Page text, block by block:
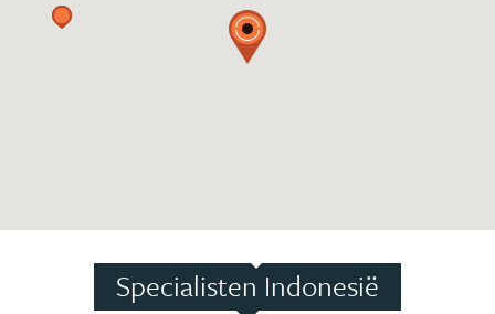
Specialisten Indonesië